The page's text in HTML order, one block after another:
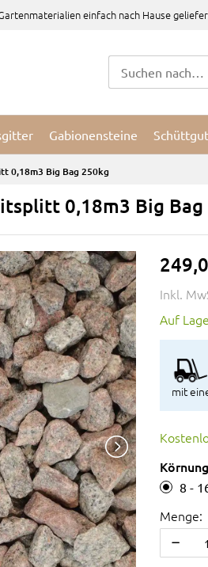
einfach nach Hause
Gabionensteine Schüttgut
0,18m3 Big Bag 250kg
0,18m3 Big Bag
Inkl.
Auf
mit
8 -
Menge: